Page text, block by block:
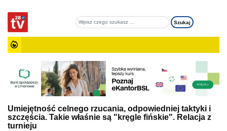
Umiejętność celnego rzucania, odpowiedniej taktyki i
szczęścia. Takie właśnie są "kręgle fińskie". Relacja z
turnieju